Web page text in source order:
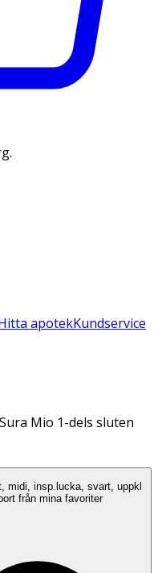
apotekKundservice
Mio 1-dels sluten
midi, insp.lucka, svart, uppkl
från mina favoriter